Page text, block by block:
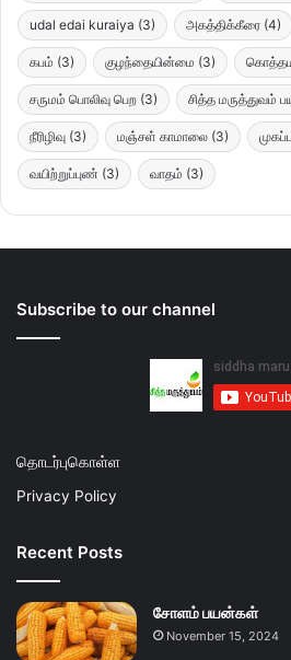
udal edai kuraiya (3) அகத்திக்கீரை (4)
கபம் (3) குழந்தையின்மை (3)
சருமம் பொலிவு பெற (3) சித்த மருத்துவம்
நீரிழிவு (3) மஞ்சள் காமாலை (3)
வயிற்றுப்புண் (3) வாதம் (3)
Subscribe to our channel
தொடர்புகொள்ள
Privacy Policy
Recent Posts
சோளம் பயன்கள்
November 15, 2024